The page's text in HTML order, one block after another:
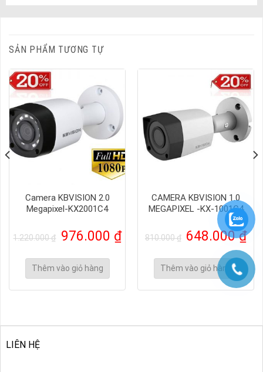
SẢN PHẨM TƯƠNG TỰ
Camera KBVISION 2.0
Megapixel-KX2001C4
1.220.000₫
Giá
gốc
1.220.000 ₫.
976.000 ₫Giá
hiện
976.000 ₫.
Thêm vào giỏ hàng
CAMERA KBVISION 1.0
MEGAPIXEL -KX-1001C4
810.000₫ Giá
gốc
810.000 ₫.
648.000₫Giá
tại
là:
Thêm vào giỏ hàng
LIÊN HỆ